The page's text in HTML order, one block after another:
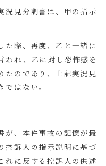
見分調書は、甲の指示
際、再度、乙と一緒に
われ、乙に対し恐怖感を
たのであり、上記実況見
はない。
、本件事故の記憶が最
控訴人の指示説明に基づ
れに反する控訴人の供述